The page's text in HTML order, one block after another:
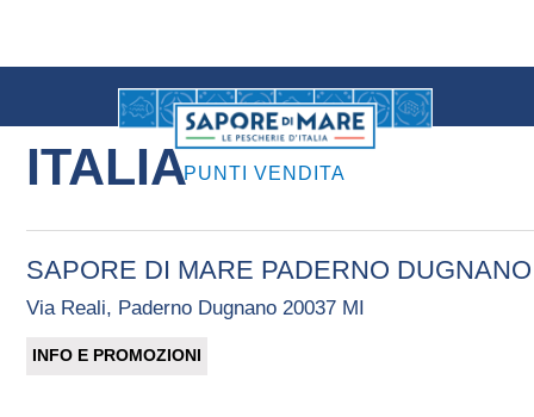
PUNTI VENDITA
ITALIA
SAPORE DI MARE PADERNO DUGNANO
Via Reali, Paderno Dugnano 20037 MI
INFO E PROMOZIONI